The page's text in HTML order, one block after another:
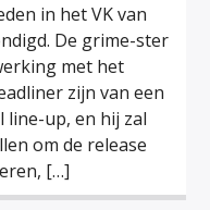
in het VK van
De grime-ster
met het
zijn van een
line-up, en hij zal
om de release
[…]